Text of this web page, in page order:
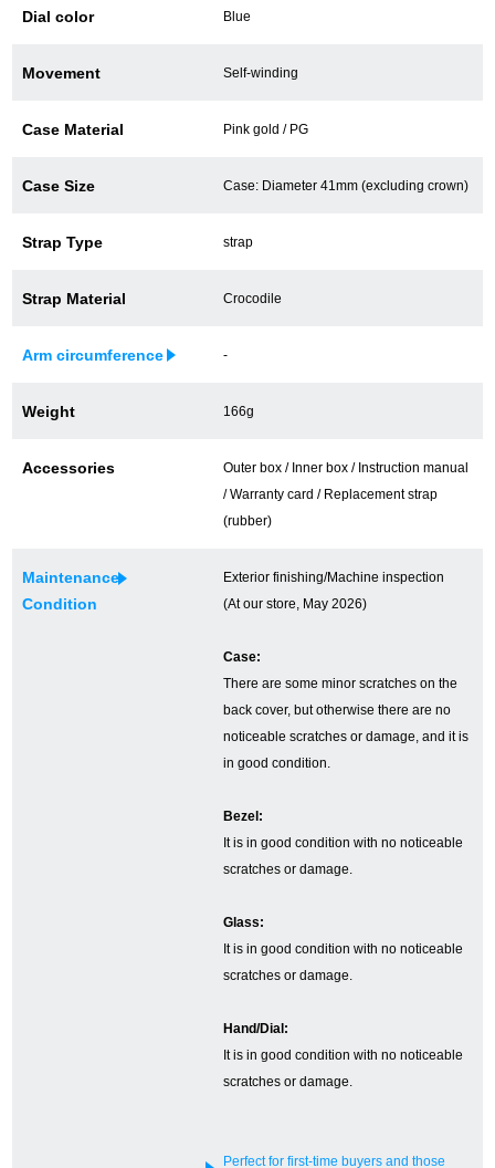
買取ご成約者様限定5万円クーポン
75%以上保証！中古商品高価買戻し
外装仕上げについて
GINZA RASINについて
GINZA RASINの中古腕時計について
店舗情報
Dial color Blue
Movement Self-winding
Case Material Pink gold / PG
Case Size Case: Diameter 41mm (excluding crown)
Strap Type strap
Strap Material Crocodile
Arm circumference -
Weight 166g
Accessories
Outer box / Inner box / Instruction manual
/ Warranty card / Replacement strap
(rubber)
Maintenance
Condition
Exterior finishing/Machine inspection
(At our store, May 2026)
Case:
There are some minor scratches on the
back cover, but otherwise there are no
noticeable scratches or damage, and it is
in good condition.
Bezel:
It is in good condition with no noticeable
scratches or damage.
Glass:
It is in good condition with no noticeable
scratches or damage.
Hand/Dial:
It is in good condition with no noticeable
scratches or damage.
Perfect for first-time buyers and those